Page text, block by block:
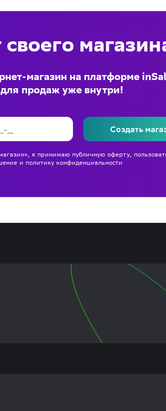
магазин на платформе
продаж уже внутри!
Создать
я принимаю публичную оферту,
и политику конфиденциальности